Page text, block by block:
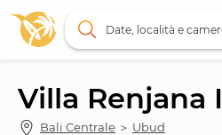
Villa Renjana I
Bali Centrale ＞ Ubud